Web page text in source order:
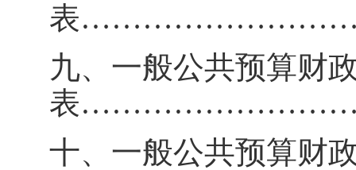
表
九、一般公共预算财
表
十、一般公共预算财